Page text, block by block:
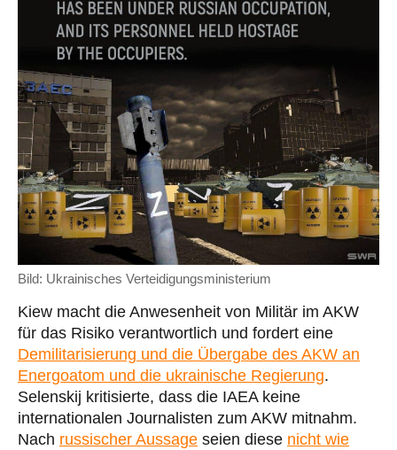
Bild: Ukrainisches Verteidigungsministerium
Kiew macht die Anwesenheit von Militär im AKW
für das Risiko verantwortlich und fordert eine
Demilitarisierung und die Übergabe des AKW an
Energoatom und die ukrainische Regierung.
Selenskij kritisierte, dass die IAEA keine
internationalen Journalisten zum AKW mitnahm.
Nach russischer Aussage seien diese nicht wie